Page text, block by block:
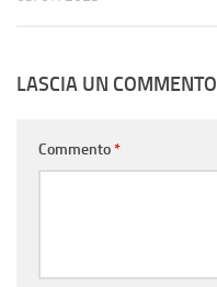
LASCIA UN COMMENTO
Commento*